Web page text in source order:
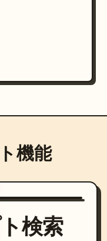
機能
検索